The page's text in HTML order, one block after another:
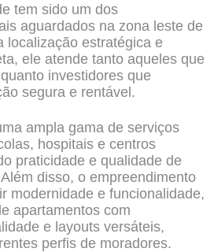
tem sido um dos
aguardados na zona leste de
localização estratégica e
ele atende tanto aqueles que
investidores que
segura e rentável.
ampla gama de serviços
hospitais e centros
praticidade e qualidade de
disso, o empreendimento
modernidade e funcionalidade,
apartamentos com
e layouts versáteis,
perfis de moradores.